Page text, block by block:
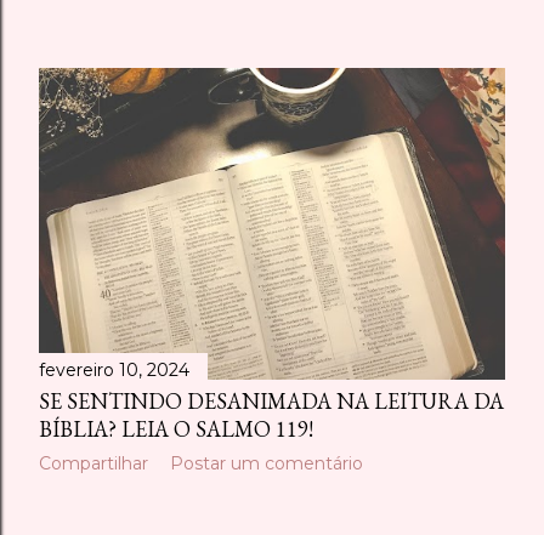
fevereiro 10, 2024
SE SENTINDO DESANIMADA NA LEITURA DA
BÍBLIA? LEIA O SALMO 119!
Compartilhar Postar um comentário